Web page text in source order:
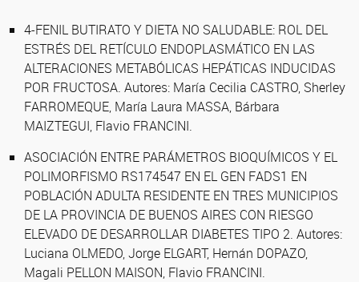
4-FENIL BUTIRATO Y DIETA NO SALUDABLE: ROL DEL
ESTRÉS DEL RETÍCULO ENDOPLASMÁTICO EN LAS
ALTERACIONES METABÓLICAS HEPÁTICAS INDUCIDAS
POR FRUCTOSA. Autores: María Cecilia CASTRO, Sherley
FARROMEQUE, María Laura MASSA, Bárbara
MAIZTEGUI, Flavio FRANCINI.
ASOCIACIÓN ENTRE PARÁMETROS BIOQUÍMICOS Y EL
POLIMORFISMO RS174547 EN EL GEN FADS1 EN
POBLACIÓN ADULTA RESIDENTE EN TRES MUNICIPIOS
DE LA PROVINCIA DE BUENOS AIRES CON RIESGO
ELEVADO DE DESARROLLAR DIABETES TIPO 2. Autores:
Luciana OLMEDO, Jorge ELGART, Hernán DOPAZO,
Magali PELLON MAISON, Flavio FRANCINI.